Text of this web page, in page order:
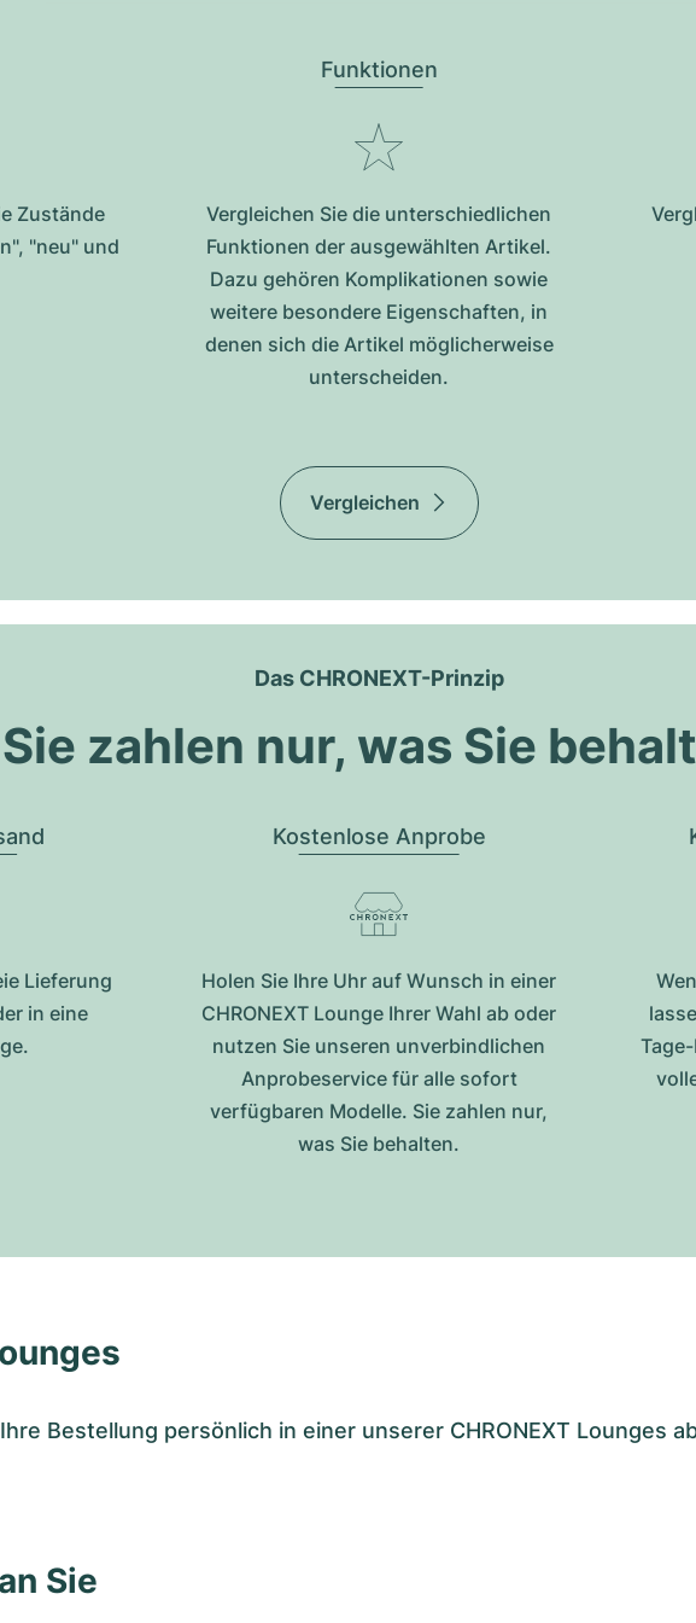
Zustände
"neu" und
Funktionen
Vergleichen Sie die unterschiedlichen
Funktionen der ausgewählten Artikel.
Dazu gehören Komplikationen sowie
weitere besondere Eigenschaften, in
denen sich die Artikel möglicherweise
unterscheiden.
Vergleichen
Das CHRONEXT-Prinzip
Sie zahlen nur, was Sie
Lieferung
in eine
Kostenlose Anprobe
Holen Sie Ihre Uhr auf Wunsch in einer
CHRONEXT Lounge Ihrer Wahl ab oder
nutzen Sie unseren unverbindlichen
Anprobeservice für alle sofort
verfügbaren Modelle. Sie zahlen nur,
was Sie behalten.
Bestellung persönlich in einer unserer CHRONEXT Lounges
Sie